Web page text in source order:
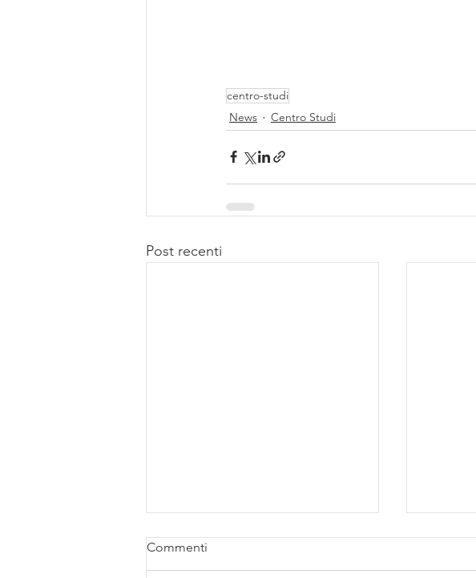
centro-studi
News
Centro Studi
Post recenti
Commenti